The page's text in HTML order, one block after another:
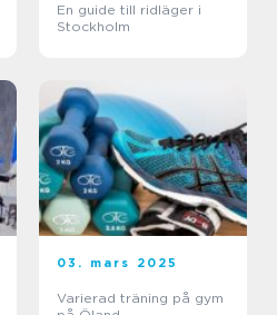
En guide till ridläger i
Stockholm
03. mars 2025
Varierad träning på gym